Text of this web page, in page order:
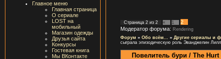
Главное меню
Главная страница
О сериале
LOST на
мобильный
Магазин одежды
Друзья сайта
Конкурсы
Гостевая книга
Мы ВКонтакте
Страница 2 из 2 « 1
2
Модератор форума: Rendering
Форум » Обо всём... » Другие сериалы и
сыграла эпизодическую роль Эванджелин
Повелитель бури / The Hurt